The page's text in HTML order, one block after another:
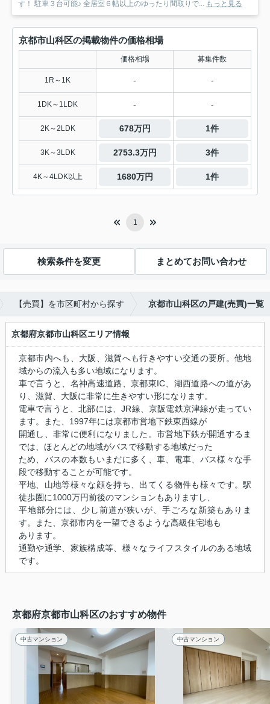
す！ 駐車３台可能♪ 全居室６帖以上のゆったり間取りで... もっと見る
京都市山科区の掲載物件の価格相場
価格相場 募集件数
1R～1K - -
1DK～1LDK - -
2K～2LDK 678万円 1件
3K～3LDK 2753.3万円 3件
4K～4LDK以上 1680万円 1件
1
検索条件を変更 まとめてお問い合わせ
【売買】を市区町村から探す 京都市山科区の戸建(売買)一覧
京都府京都市山科区エリア情報
京都市内へも、大阪、滋賀へも行きやすい交通の要所。他地
域からの流入も多い地域になります。
車で言うと、名神高速道路、京都東IC、湖西道路への道があ
り、滋賀、大阪に非常に生きやすい形になります。
電車で言うと、北部には、JR線、京阪電鉄京津線が走ってい
ます。また、1997年には京都市営地下鉄東西線が
開通し、非常に便利になりました。市営地下鉄が開通するま
では、ほとんどの地域がバスで移動する地域だった
ため、バスの本数もいまだに多く、車、電車、バス様々な手
段で移動することが可能です。
平地、山地等様々な顔を持ち、出てくる物件も様々です。駅
徒歩圏に1000万円前後のマンションもありますし、
平地部分には、少し前道が狭いが、手ごろな新築もありま
す。また、京都市内を一望できるような高級住宅地も
あります。
通勤や通学、家族構成等、様々なライフスタイルのある地域
です。
京都府京都市山科区のおすすめ物件
中古マンション 中古マンション